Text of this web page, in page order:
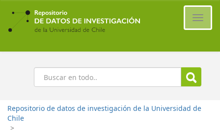
Ir
contenido
principal
Buscar
Repositorio de datos de investigación de la Universidad de
Chile
>